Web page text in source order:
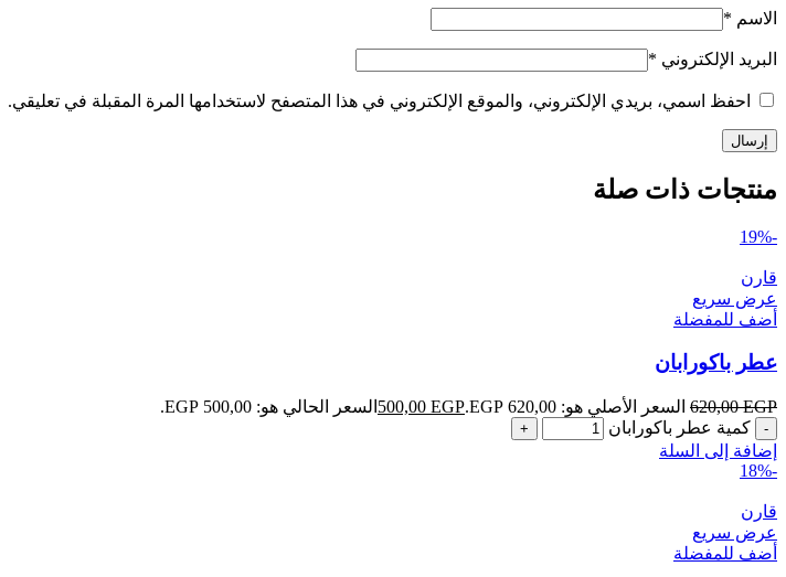
الاسم *
البريد الإلكتروني *
احفظ اسمي، بريدي الإلكتروني، والموقع الإلكتروني في هذا المتصفح لاستخدامها المرة المقبلة في تعليقي.
منتجات ذات صلة
-19%
قارن
عرض سريع
أضف للمفضلة
عطر باكورابان
620,00EGP السعر الأصلي هو: 620,00 EGP. 500,00 EGP
السعر الحالي هو: 500,00 EGP.
كمية عطر باكورابان
إضافة إلى السلة
-18%
قارن
عرض سريع
أضف للمفضلة